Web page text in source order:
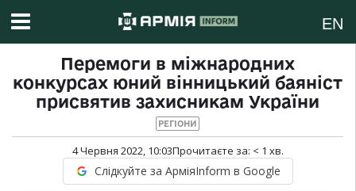
EN
Перемоги в міжнародних
конкурсах юний вінницький баяніст
присвятив захисникам України
РЕГІОНИ
4 Червня 2022, 10:03Прочитаєте за: < 1 хв.
Слідкуйте за АрміяInform в Google